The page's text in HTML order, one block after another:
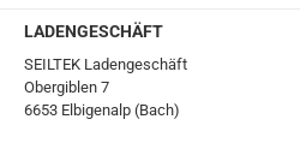
LADENGESCHÄFT
SEILTEK Ladengeschäft
Obergiblen 7
6653 Elbigenalp (Bach)